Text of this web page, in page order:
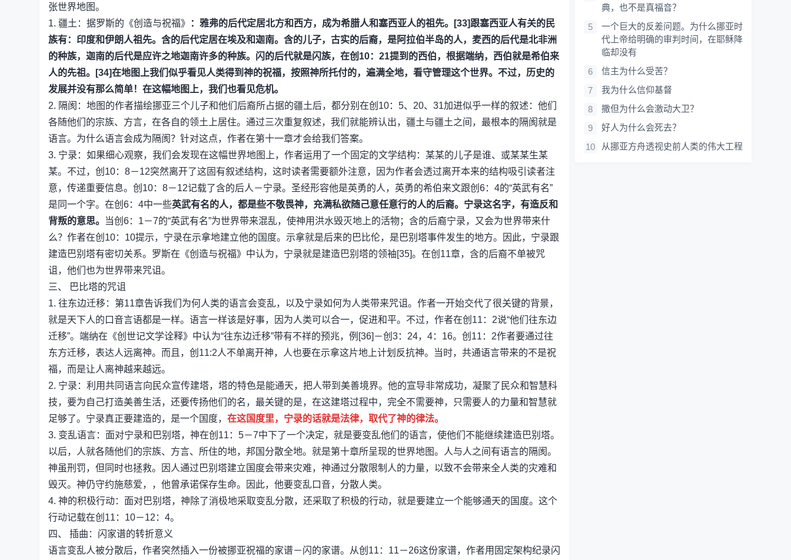
张世界地图。
1. 疆土：据罗斯的《创造与祝福》
：雅弗的后代定居北方和西方，成为希腊人和塞西亚人的祖先。[33]跟塞西亚人有关的民
族有：印度和伊朗人祖先。含的后代定居在埃及和迦南。含的儿子，古实的后裔，是阿拉伯半岛的人，麦西的后代是北非洲
的种族，迦南的后代是应许之地迦南许多的种族。闪的后代就是闪族，在创10：21提到的西伯，根据端纳，西伯就是希伯来
人的先祖。[34]在地图上我们似乎看见人类得到神的祝福，按照神所托付的，遍满全地，看守管理这个世界。不过，历史的
发展并没有那么简单！在这幅地图上，我们也看见危机。
2. 隔阂：地图的作者描绘挪亚三个儿子和他们后裔所占据的疆土后，都分别在创10：5、20、31加进似乎一样的叙述：他们
各随他们的宗族、方言，在各自的领土上居住。通过三次重复叙述，我们就能辨认出，疆土与疆土之间，最根本的隔阂就是
语言。为什么语言会成为隔阂？针对这点，作者在第十一章才会给我们答案。
3. 宁录：如果细心观察，我们会发现在这幅世界地图上，作者运用了一个固定的文学结构：某某的儿子是谁、或某某生某
某。不过，创10：8－12突然离开了这固有叙述结构，这时读者需要额外注意，因为作者会透过离开本来的结构吸引读者注
意，传递重要信息。创10：8－12记载了含的后人－宁录。圣经形容他是英勇的人，英勇的希伯来文跟创6：4的“英武有名”
是同一个字。在创6：4中一些英武有名的人，都是些不敬畏神，充满私欲随己意任意行的人的后裔。宁录这名字，有造反和
背叛的意思。
当创6：1－7的“英武有名”为世界带来混乱，使神用洪水毁灭地上的活物；含的后裔宁录，又会为世界带来什
么？作者在创10：10提示，宁录在示拿地建立他的国度。示拿就是后来的巴比伦，是巴别塔事件发生的地方。因此，宁录跟
建造巴别塔有密切关系。罗斯在《创造与祝福》中认为，宁录就是建造巴别塔的领袖[35]。在创11章，含的后裔不单被咒
诅，他们也为世界带来咒诅。
三、 巴比塔的咒诅
1. 往东边迁移：第11章告诉我们为何人类的语言会变乱，以及宁录如何为人类带来咒诅。作者一开始交代了很关键的背景，
就是天下人的口音言语都是一样。语言一样该是好事，因为人类可以合一，促进和平。不过，作者在创11：2说“他们往东边
迁移”。端纳在《创世记文学诠释》中认为“往东边迁移”带有不祥的预兆，例[36]－创3：24，4：16。创11：2作者要通过往
东方迁移，表达人远离神。而且，创11:2人不单离开神，人也要在示拿这片地上计划反抗神。当时，共通语言带来的不是祝
福，而是让人离神越来越远。
2. 宁录：利用共同语言向民众宣传建塔，塔的特色是能通天，把人带到美善境界。他的宣导非常成功，凝聚了民众和智慧科
技，要为自己打造美善生活，还要传扬他们的名，最关键的是，在这建塔过程中，完全不需要神，只需要人的力量和智慧就
足够了。宁录真正要建造的，是一个国度， 在这国度里，宁录的话就是法律，取代了神的律法。
3. 变乱语言：面对宁录和巴别塔，神在创11：5－7中下了一个决定，就是要变乱他们的语言，使他们不能继续建造巴别塔。
以后，人就各随他们的宗族、方言、所住的地，邦国分散全地。就是第十章所呈现的世界地图。人与人之间有语言的隔阂。
神虽刑罚，但同时也拯救。因人通过巴别塔建立国度会带来灾难，神通过分散限制人的力量，以致不会带来全人类的灾难和
毁灭。神仍守约施慈爱，，他曾承诺保存生命。因此，他要变乱口音，分散人类。
4. 神的积极行动：面对巴别塔，神除了消极地采取变乱分散，还采取了积极的行动，就是要建立一个能够通天的国度。这个
行动记载在创11：10－12：4。
四、 插曲：闪家谱的转折意义
语言变乱人被分散后，作者突然插入一份被挪亚祝福的家谱－闪的家谱。从创11：11－26这份家谱，作者用固定架构纪录闪
典，也不是真福音？
一个巨大的反差问题。为什么挪亚时
代上帝给明确的审判时间，在耶稣降
临却没有
信主为什么受苦？
我为什么信仰基督
撒但为什么会激动大卫？
好人为什么会死去？
从挪亚方舟透视史前人类的伟大工程